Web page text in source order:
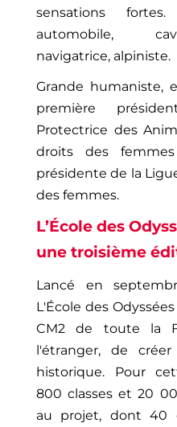
sensations
automobile,
navigatrice, alpiniste.
Grande humaniste,
première
Protectrice des
droits des
présidente de la
des femmes.
L’École des
une troisième
Lancé en
L'École des
CM2 de toute la
l'étranger, de
historique. Pour
800 classes et 20
au projet, dont 40